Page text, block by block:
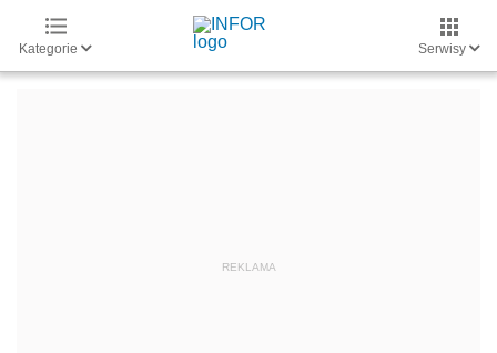
Kategorie Serwisy